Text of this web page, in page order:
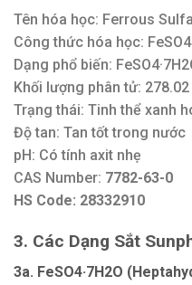
Tên hóa học: Ferrous
Công thức hóa học: FeSO4
Dạng phổ biến:
Khối lượng phân tử:
Trạng thái: Tinh thể xanh
Độ tan: Tan tốt trong nước
pH: Có tính axit nhẹ
CAS Number: 7782-63-0
HS Code: 28332910
3. Các Dạng Sắt
3a. FeSO4·7H2O